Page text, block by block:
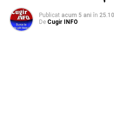
Publicat acum 5 ani în
De Cugir INFO